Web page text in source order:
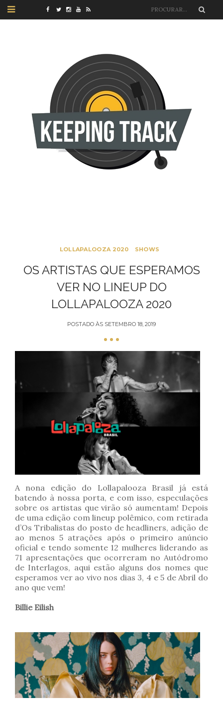
LOLLAPALOOZA 2020 SHOWS
OS ARTISTAS QUE ESPERAMOS
VER NO LINEUP DO
LOLLAPALOOZA 2020
POSTADO ÀS SETEMBRO 18, 2019
A nona edição do Lollapalooza Brasil já está
batendo à nossa porta, e com isso, especulações
sobre os artistas que virão só aumentam! Depois
de uma edição com lineup polêmico, com retirada
d’Os Tribalistas do posto de headliners, adição de
ao menos 5 atrações após o primeiro anúncio
oficial e tendo somente 12 mulheres liderando as
71 apresentações que ocorreram no Autódromo
de Interlagos, aqui estão alguns dos nomes que
esperamos ver ao vivo nos dias 3, 4 e 5 de Abril do
ano que vem!
Billie Eilish